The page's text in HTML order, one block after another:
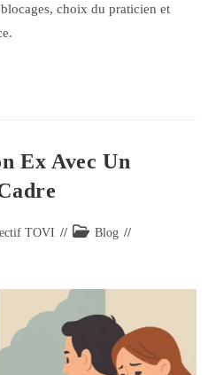
choix du praticien et
Ex Avec Un
TOVI
Blog